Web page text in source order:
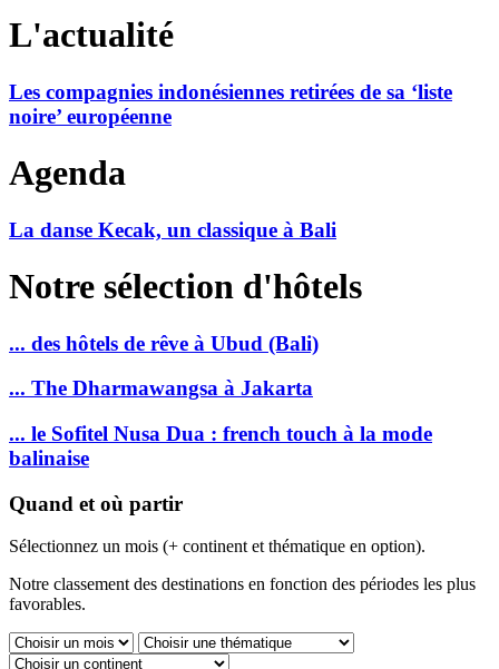
L'actualité
Les compagnies indonésiennes retirées de sa ‘liste
noire’ européenne
Agenda
La danse Kecak, un classique à Bali
Notre sélection d'hôtels
... des hôtels de rêve à Ubud (Bali)
... The Dharmawangsa à Jakarta
... le Sofitel Nusa Dua : french touch à la mode
balinaise
Quand et où partir
Sélectionnez un mois (+ continent et thématique en option).
Notre classement des destinations en fonction des périodes les plus
favorables.